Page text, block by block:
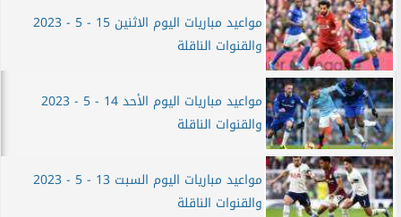
مواعيد مباريات اليوم الاثنين 15 - 5 - 2023
والقنوات الناقلة
مواعيد مباريات اليوم الأحد 14 - 5 - 2023
والقنوات الناقلة
مواعيد مباريات اليوم السبت 13 - 5 - 2023
والقنوات الناقلة